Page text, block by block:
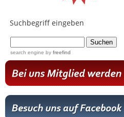
Suchbegriff eingeben
search engine by freefind